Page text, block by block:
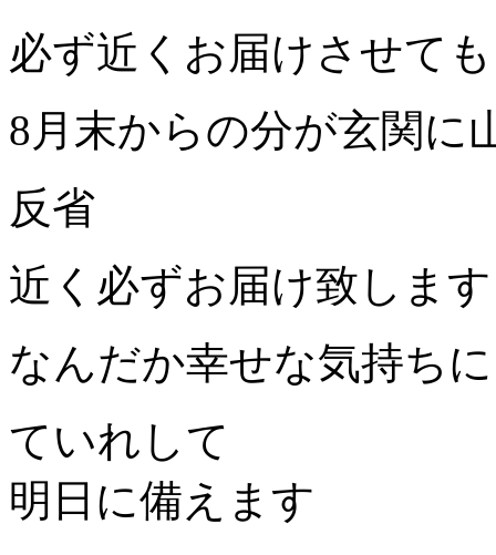
必ず近くお届けさせて
8月末からの分が玄関に
反省
近く必ずお届け致します
なんだか幸せな気持ち
ていれして
明日に備えます